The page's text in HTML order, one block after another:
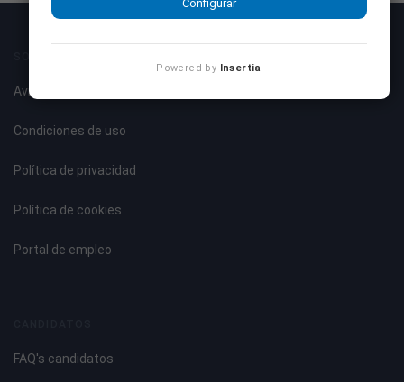
Aviso legal
Condiciones de uso
Política de privacidad
Política de cookies
Portal de empleo
FAQ's candidatos
Configurar
Powered by Insertia